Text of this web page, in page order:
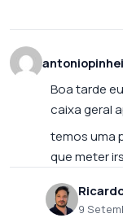
Boa tarde
caixa geral
temos uma
que meter
9